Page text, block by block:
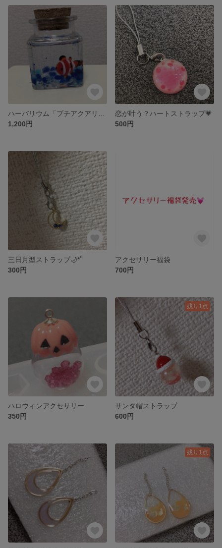
1,200円
恋が叶う？ハートストラップ💗
500円
三日月型ストラップ🌙*ﾟ
300円
アクセサリー福袋
700円
ハロウィンアクセサリー
350円
残り1点
サンタ帽ストラップ
600円
残り1点